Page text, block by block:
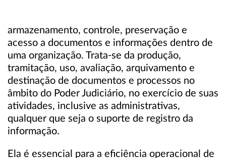
armazenamento, controle, preservação e
acesso a documentos e informações dentro de
uma organização. Trata-se da produção,
tramitação, uso, avaliação, arquivamento e
destinação de documentos e processos no
âmbito do Poder Judiciário, no exercício de suas
atividades, inclusive as administrativas,
qualquer que seja o suporte de registro da
informação.
Ela é essencial para a eficiência operacional de